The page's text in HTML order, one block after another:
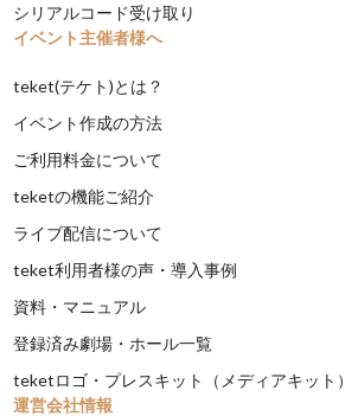
シリアルコード受け取り
イベント主催者様へ
teket(テケト)とは？
イベント作成の方法
ご利用料金について
teketの機能ご紹介
ライブ配信について
teket利用者様の声・導入事例
資料・マニュアル
登録済み劇場・ホール一覧
teketロゴ・プレスキット（メディアキット）
運営会社情報